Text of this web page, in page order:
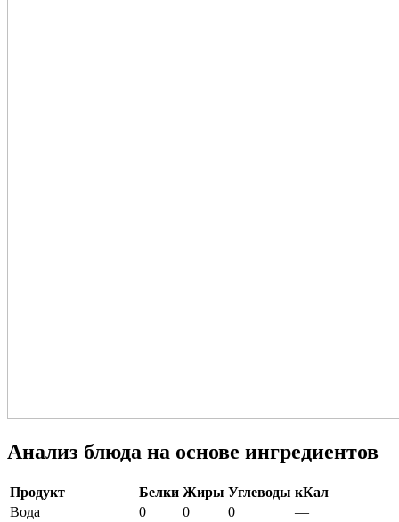
Анализ блюда на основе ингредиентов
Продукт Белки Жиры Углеводы кКал
Вода
0 0 0
—